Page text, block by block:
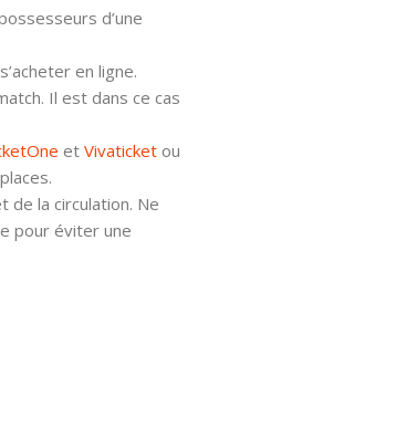
d’une
en ligne.
Il est dans ce cas
et Vivaticket ou
de la circulation. Ne
pour éviter une